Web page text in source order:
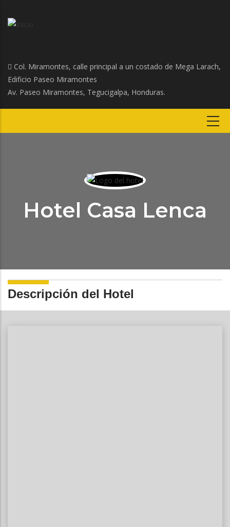
Col. Miramontes, calle principal a un costado de Mega Larach,
Edificio Paseo Miramontes
Av. Paseo Miramontes, Tegucigalpa, Honduras.
Hotel Casa Lenca
Descripción del Hotel